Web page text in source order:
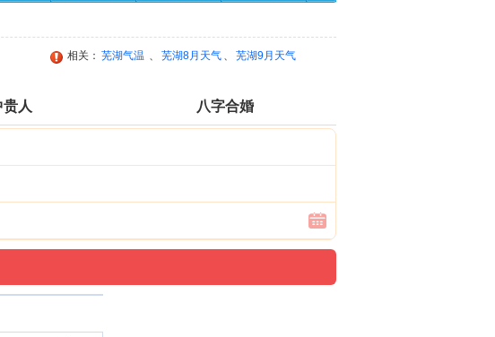
相关： 芜湖气温 、 芜湖8月天气 、 芜湖9月天气
人 八字合婚